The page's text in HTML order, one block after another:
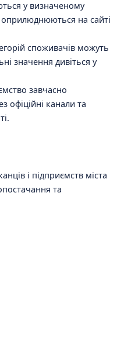
у визначеному
на сайті
споживачів можуть
значення дивіться у
завчасно
офіційні канали та
і підприємств міста
та